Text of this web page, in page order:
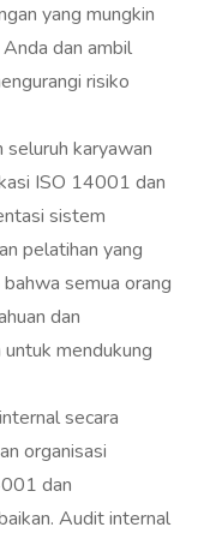
yang mungkin
dan ambil
risiko
seluruh karyawan
ISO 14001 dan
sistem
pelatihan yang
semua orang
dan
mendukung
secara
organisasi
dan
Audit internal